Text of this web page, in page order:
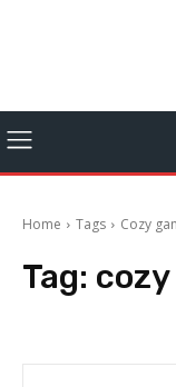
Home Tags Cozy
Tag: